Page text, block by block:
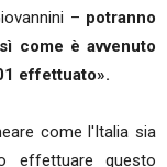
– potranno
come è avvenuto
effettuato».
come l'Italia sia
effettuare questo